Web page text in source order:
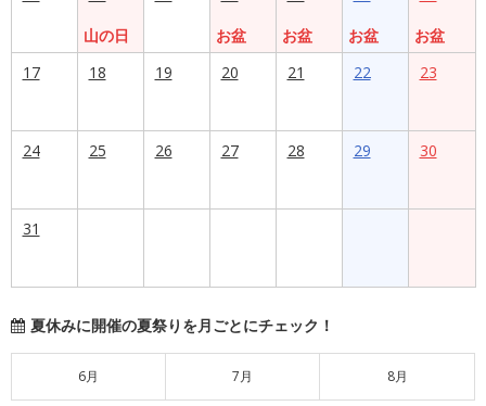
山の日
お盆
お盆
お盆
お盆
17
18 19 20 21 22 23
24 25 26 27 28 29 30
31
夏休みに開催の夏祭りを月ごとにチェック！
6月 7月 8月